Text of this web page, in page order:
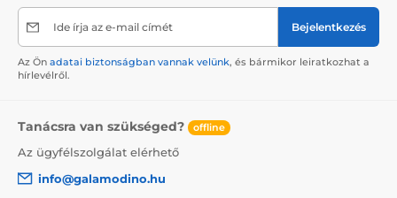
Ide írja az e-mail címét Bejelentkezés
Az Ön adatai biztonságban vannak velünk, és bármikor leiratkozhat a
hírlevélről.
Tanácsra van szükséged? offline
Az ügyfélszolgálat elérhető
info@galamodino.hu